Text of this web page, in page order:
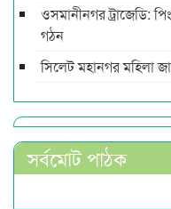
ওসমানীনগর ট্রাজেডি:
গঠন
সিলেট মহানগর মহিলা
সর্বমোট পাঠক